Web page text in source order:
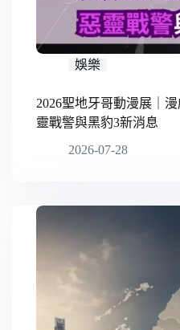
娛樂
2026聖地牙哥動漫展｜
靈戰警與黑豹3新消息
2026-07-28